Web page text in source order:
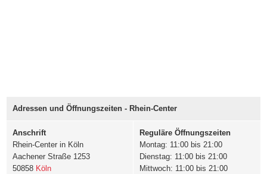
Adressen und Öffnungszeiten - Rhein-Center
Anschrift
Rhein-Center in Köln
Aachener Straße 1253
50858 Köln
Reguläre Öffnungszeiten
Montag: 11:00 bis 21:00
Dienstag: 11:00 bis 21:00
Mittwoch: 11:00 bis 21:00